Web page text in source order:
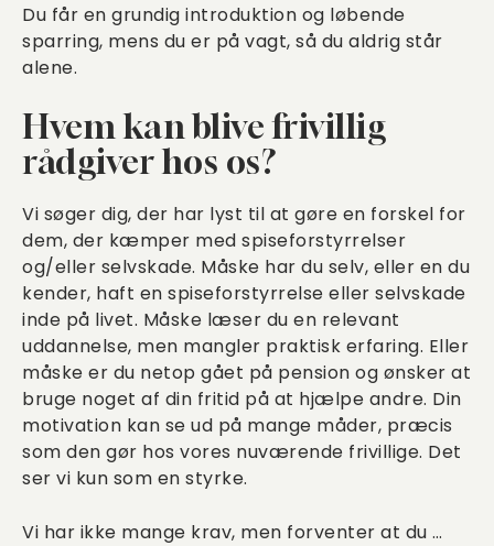
Du får en grundig introduktion og løbende
sparring, mens du er på vagt, så du aldrig står
alene.
Hvem kan blive frivillig
rådgiver hos os?
Vi søger dig, der har lyst til at gøre en forskel for
dem, der kæmper med spiseforstyrrelser
og/eller selvskade. Måske har du selv, eller en du
kender, haft en spiseforstyrrelse eller selvskade
inde på livet. Måske læser du en relevant
uddannelse, men mangler praktisk erfaring. Eller
måske er du netop gået på pension og ønsker at
bruge noget af din fritid på at hjælpe andre. Din
motivation kan se ud på mange måder, præcis
som den gør hos vores nuværende frivillige. Det
ser vi kun som en styrke.
Vi har ikke mange krav, men forventer at du …